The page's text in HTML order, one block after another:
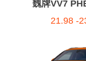
魏牌VV7
21.98 -